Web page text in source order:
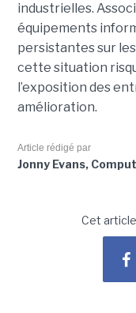
industrielles.
équipements
persistantes sur
cette situation
l’exposition des
amélioration.
Article rédigé par
Jonny Evans,
Cet